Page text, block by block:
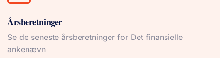
Årsberetninger
Se de seneste årsberetninger for Det finansielle
ankenævn